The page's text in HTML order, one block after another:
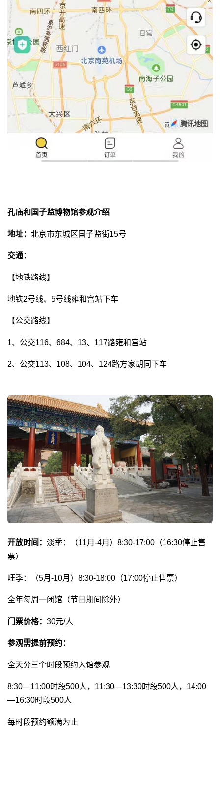
孔庙和国子监博物馆参观介绍
️地址： 北京市东城区国子监街15号
交通：
【地铁路线】
地铁2号线、5号线雍和宫站下车
【公交路线】
1、公交116、684、13、117路雍和宫站
2、公交113、108、104、124路方家胡同下车
开放时间： 淡季：（11月-4月）8:30-17:00（16:30停止售
票）
旺季：（5月-10月）8:30-18:00（17:00停止售票）
全年每周一闭馆（节日期间除外）
门票价格： 30元/人
参观需提前预约：
全天分三个时段预约入馆参观
8:30—11:00时段500人，11:30—13:30时段500人，14:00
—16:30时段500人
每时段预约额满为止